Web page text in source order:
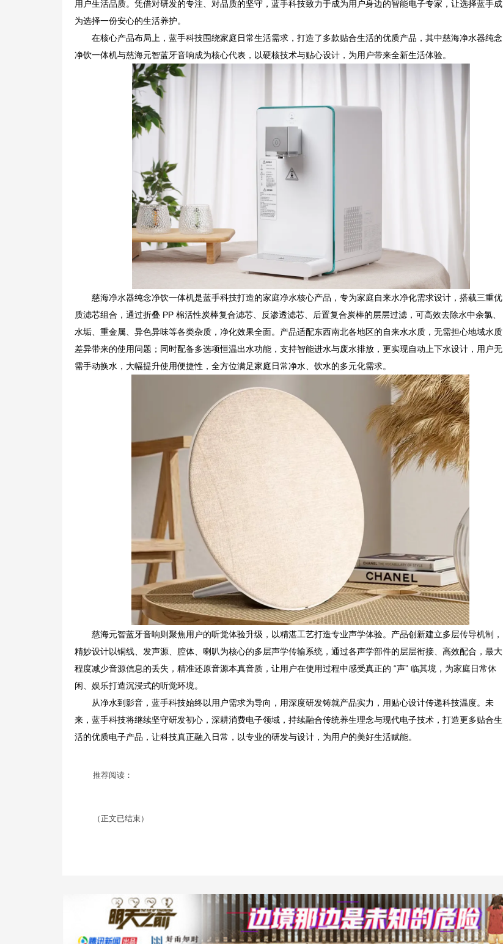
用户生活品质。凭借对研发的专注、对品质的坚守，蓝手科技致力于成为用户身边的智能电子专家，让选择蓝手成
为选择一份安心的生活养护。
在核心产品布局上，蓝手科技围绕家庭日常生活需求，打造了多款贴合生活的优质产品，其中慈海净水器纯念
净饮一体机与慈海元智蓝牙音响成为核心代表，以硬核技术与贴心设计，为用户带来全新生活体验。
慈海净水器纯念净饮一体机是蓝手科技打造的家庭净水核心产品，专为家庭自来水净化需求设计，搭载三重优
质滤芯组合，通过折叠 PP 棉活性炭棒复合滤芯、反渗透滤芯、后置复合炭棒的层层过滤，可高效去除水中余氯、
水垢、重金属、异色异味等各类杂质，净化效果全面。产品适配东西南北各地区的自来水水质，无需担心地域水质
差异带来的使用问题；同时配备多选项恒温出水功能，支持智能进水与废水排放，更实现自动上下水设计，用户无
需手动换水，大幅提升使用便捷性，全方位满足家庭日常净水、饮水的多元化需求。
慈海元智蓝牙音响则聚焦用户的听觉体验升级，以精湛工艺打造专业声学体验。产品创新建立多层传导机制，
精妙设计以铜线、发声源、腔体、喇叭为核心的多层声学传输系统，通过各声学部件的层层衔接、高效配合，最大
程度减少音源信息的丢失，精准还原音源本真音质，让用户在使用过程中感受真正的 “声” 临其境，为家庭日常休
闲、娱乐打造沉浸式的听觉环境。
从净水到影音，蓝手科技始终以用户需求为导向，用深度研发铸就产品实力，用贴心设计传递科技温度。未
来，蓝手科技将继续坚守研发初心，深耕消费电子领域，持续融合传统养生理念与现代电子技术，打造更多贴合生
活的优质电子产品，让科技真正融入日常，以专业的研发与设计，为用户的美好生活赋能。
推荐阅读：
（正文已结束）